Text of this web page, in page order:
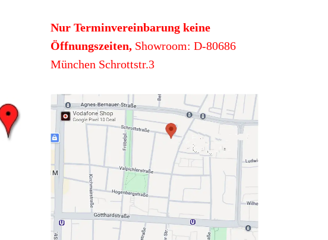
Nur Terminvereinbarung keine
Öffnungszeiten, Showroom: D-80686
München Schrottstr.3